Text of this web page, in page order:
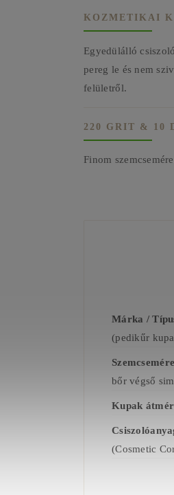
KOZMETIKAI
Egyedülálló
pereg le és nem
felületről.
220 GRIT & 10
Finom
Márka /
(pedikűr
bőr végső
Kupak
(Cosmetic